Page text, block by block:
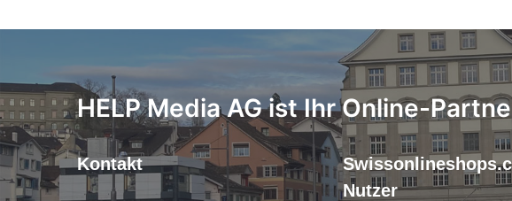
HELP Media AG ist Ihr Online-
Kontakt
Nutzer